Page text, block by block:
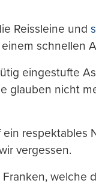
Reissleine und
schnellen
eingestufte
glauben nicht
respektables
vergessen.
welche